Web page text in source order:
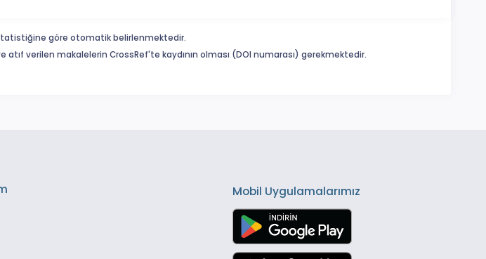
göre otomatik belirlenmektedir.
verilen makalelerin CrossRef'te kaydının olması (DOI numarası) gerekmektedir.
Mobil Uygulamalarımız